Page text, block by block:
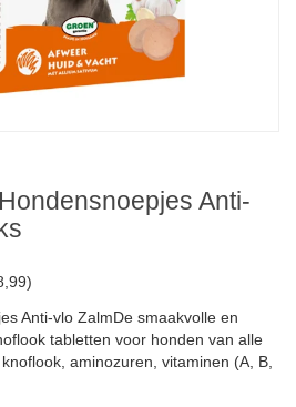
Anti-
Anti-vlo ZalmDe smaakvolle en
tabletten voor honden van alle
aminozuren, vitaminen (A, B,